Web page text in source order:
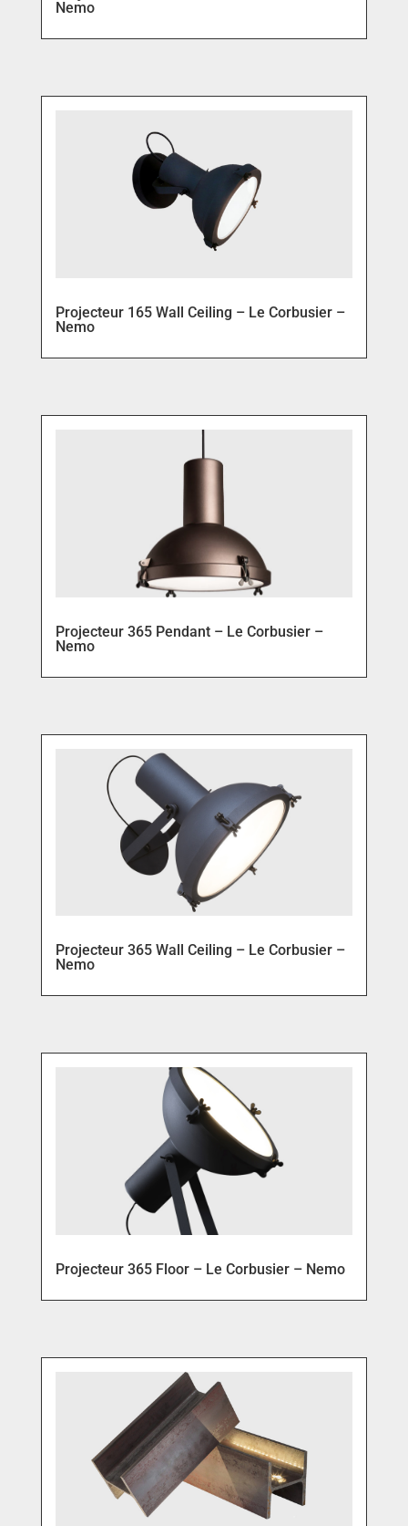
Nemo
Projecteur 165 Wall Ceiling – Le Corbusier –
Nemo
Projecteur 365 Pendant – Le Corbusier –
Nemo
Projecteur 365 Wall Ceiling – Le Corbusier –
Nemo
Projecteur 365 Floor – Le Corbusier – Nemo